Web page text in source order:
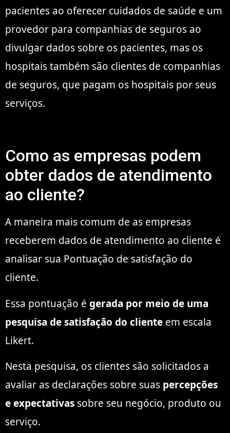
pacientes ao oferecer cuidados de saúde e um
provedor para companhias de seguros ao
divulgar dados sobre os pacientes, mas os
hospitais também são clientes de companhias
de seguros, que pagam os hospitais por seus
serviços.
Como as empresas podem
obter dados de atendimento
ao cliente?
A maneira mais comum de as empresas
receberem dados de atendimento ao cliente é
analisar sua Pontuação de satisfação do
cliente.
Essa pontuação é gerada por meio de uma
pesquisa de satisfação do cliente em escala
Likert.
Nesta pesquisa, os clientes são solicitados a
avaliar as declarações sobre suas percepções
e expectativas sobre seu negócio, produto ou
serviço.